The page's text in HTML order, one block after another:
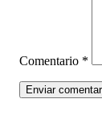
Comentario *